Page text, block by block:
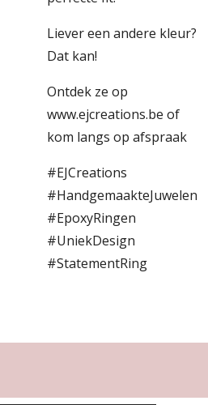
Liever een andere kleur?
Dat kan!
Ontdek ze op
www.ejcreations.be of
kom langs op afspraak
#EJCreations
#HandgemaakteJuwelen
#EpoxyRingen
#UniekDesign
#StatementRing